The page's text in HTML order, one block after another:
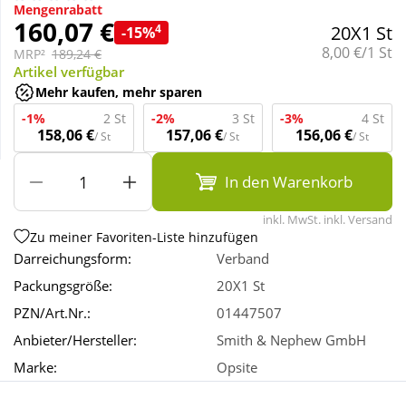
Sport & Fitness
Tierbedarf
Wellness
Mengenrabatt
160,07 € -15%4
MRP² 189,24 €
20X1 St
Grundpreis:
8,00 €/1 St
Artikel verfügbar
Mehr kaufen, mehr sparen
-1%
2 St
158,06 €/ St
-2% 3 St
157,06 €/ St
-3% 4 St
156,06 €/ St
In den Warenkorb
inkl. MwSt. inkl. Versand
Zu meiner Favoriten-Liste hinzufügen
Darreichungsform:
Verband
Packungsgröße:
20X1 St
PZN/Art.Nr.:
01447507
Anbieter/Hersteller:
Smith & Nephew GmbH
Marke:
Opsite